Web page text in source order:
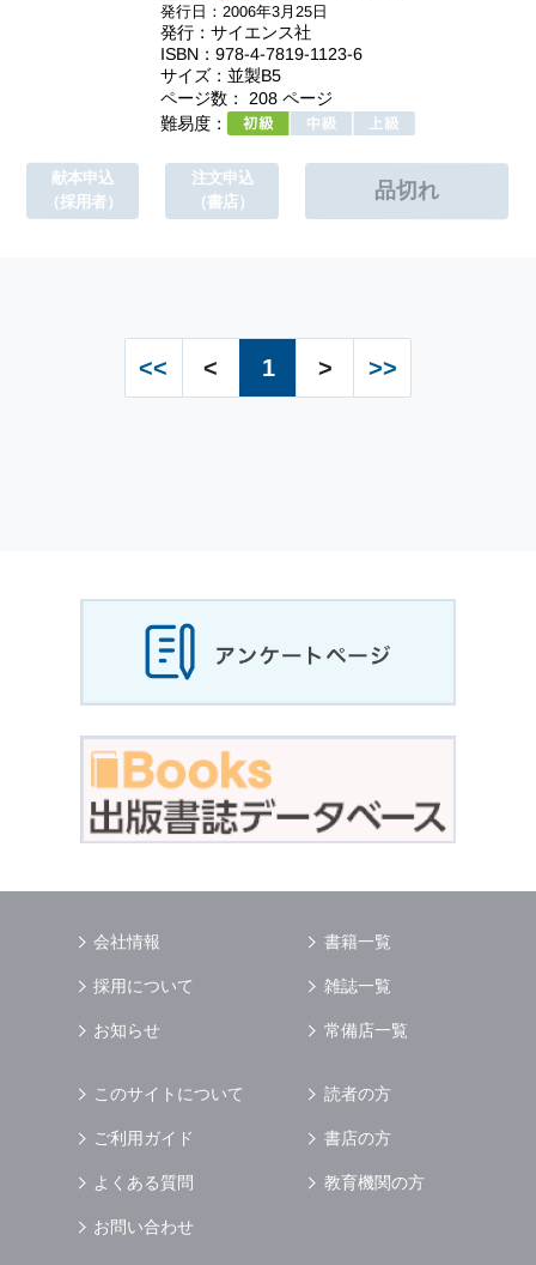
発行日：2006年3月25日
発行：サイエンス社
ISBN：978-4-7819-1123-6
サイズ：並製B5
ページ数： 208 ページ
難易度：
献本申込
（採用者）
注文申込
（書店）
<< < 1 > >>
会社情報
採用について
お知らせ
書籍一覧
雑誌一覧
常備店一覧
このサイトについて
ご利用ガイド
よくある質問
お問い合わせ
読者の方
書店の方
教育機関の方